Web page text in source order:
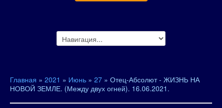
Главная » 2021 » Июнь » 27 » Отец-Абсолют - ЖИЗНЬ НА
НОВОЙ ЗЕМЛЕ. (Между двух огней). 16.06.2021.